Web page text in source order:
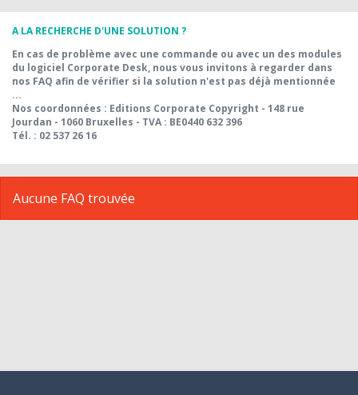
A LA RECHERCHE D'UNE SOLUTION ?
En cas de problème avec une commande ou avec un des modules
du logiciel Corporate Desk, nous vous invitons à regarder dans
nos FAQ afin de vérifier si la solution n'est pas déjà mentionnée
...
Nos coordonnées : Editions Corporate Copyright - 148 rue
Jourdan - 1060 Bruxelles - TVA : BE0440 632 396
Tél. : 02 537 26 16
Aucune FAQ trouvée